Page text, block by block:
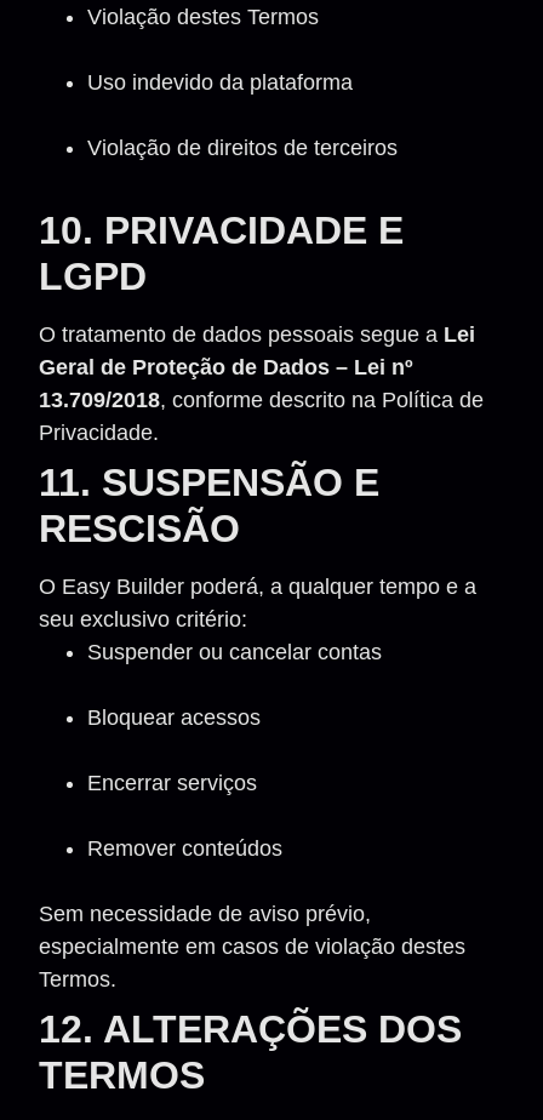
Violação destes Termos
Uso indevido da plataforma
Violação de direitos de terceiros
10. PRIVACIDADE E
LGPD
O tratamento de dados pessoais segue a Lei
Geral de Proteção de Dados – Lei nº
13.709/2018, conforme descrito na Política de
Privacidade.
11. SUSPENSÃO E
RESCISÃO
O Easy Builder poderá, a qualquer tempo e a
seu exclusivo critério:
Suspender ou cancelar contas
Bloquear acessos
Encerrar serviços
Remover conteúdos
Sem necessidade de aviso prévio,
especialmente em casos de violação destes
Termos.
12. ALTERAÇÕES DOS
TERMOS